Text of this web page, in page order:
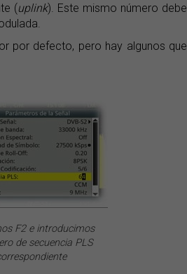
(uplink). Este mismo número debe
por defecto, pero hay algunos que
F2 e introducimos
de secuencia PLS